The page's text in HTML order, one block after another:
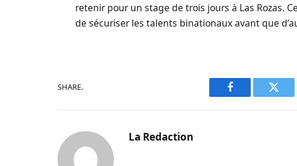
retenir pour un stage de trois jours à Las Rozas.
de sécuriser les talents binationaux avant que
SHARE.
Facebook
La Redaction